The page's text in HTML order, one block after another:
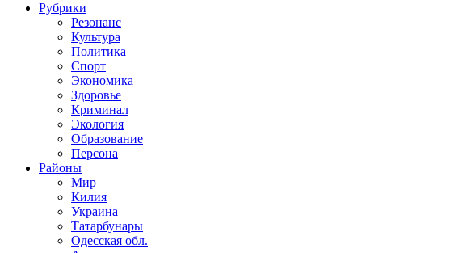
Рубрики
Резонанс
Культура
Политика
Спорт
Экономика
Здоровье
Криминал
Экология
Образование
Персона
Районы
Мир
Килия
Украина
Татарбунары
Одесская обл.